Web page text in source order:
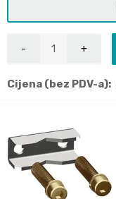
Cijena (bez PDV-a):